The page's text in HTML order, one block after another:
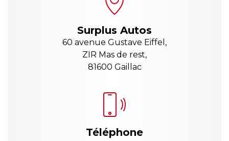
Surplus Autos
60 avenue Gustave Eiffel,
ZIR Mas de rest,
81600 Gaillac
Téléphone